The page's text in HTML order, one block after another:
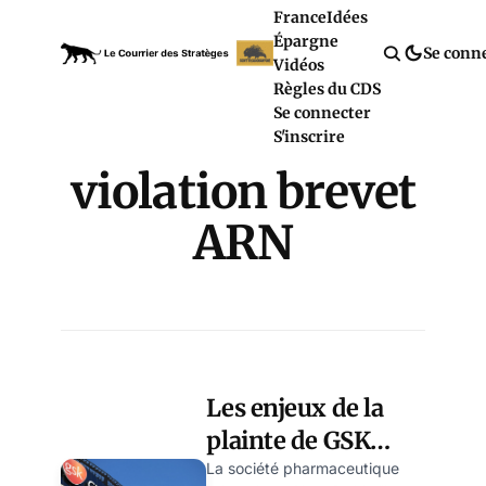
FranceIdées
Épargne
Vidéos
Règles du CDS
Se connecter
S'inscrire
Se
violation brevet
ARN
Les enjeux de la
plainte de GSK
contre Moderna
La société pharmaceutique